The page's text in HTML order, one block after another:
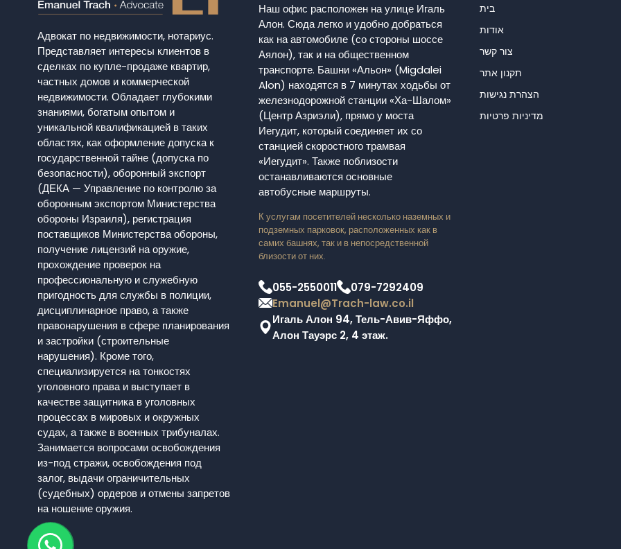
Адвокат по недвижимости, нотариус.
Представляет интересы клиентов в
сделках по купле-продаже квартир,
частных домов и коммерческой
недвижимости. Обладает глубокими
знаниями, богатым опытом и
уникальной квалификацией в таких
областях, как оформление допуска к
государственной тайне (допуска по
безопасности), оборонный экспорт
(ДЕКА — Управление по контролю за
оборонным экспортом Министерства
обороны Израиля), регистрация
поставщиков Министерства обороны,
получение лицензий на оружие,
прохождение проверок на
профессиональную и служебную
пригодность для службы в полиции,
дисциплинарное право, а также
правонарушения в сфере планирования
и застройки (строительные
нарушения). Кроме того,
специализируется на тонкостях
уголовного права и выступает в
качестве защитника в уголовных
процессах в мировых и окружных
судах, а также в военных трибуналах.
Занимается вопросами освобождения
из-под стражи, освобождения под
залог, выдачи ограничительных
(судебных) ордеров и отмены запретов
на ношение оружия.
Наш офис расположен на улице Игаль
Алон. Сюда легко и удобно добраться
как на автомобиле (со стороны шоссе
Аялон), так и на общественном
транспорте. Башни «Альон» (Migdalei
Alon) находятся в 7 минутах ходьбы от
железнодорожной станции «Ха-Шалом»
(Центр Азриэли), прямо у моста
Иегудит, который соединяет их со
станцией скоростного трамвая
«Иегудит». Также поблизости
останавливаются основные
автобусные маршруты.
К услугам посетителей несколько наземных и
подземных парковок, расположенных как в
самих башнях, так и в непосредственной
близости от них.
055-2550011
079-7292409
Emanuel@Trach-law.co.il
Игаль Алон 94, Тель-Авив-Яффо,
Алон Тауэрс 2, 4 этаж.
בית
אודות
צור קשר
תקנון אתר
הצהרת נגישות
מדיניות פרטיות